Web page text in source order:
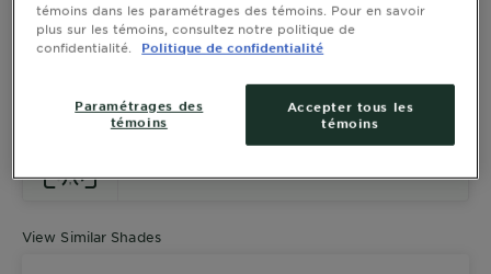
50 Châtain Naturel Moyen
4.4483 out of 5 stars based on reviews
AFFICHER TOUTES LES 29 ÉVALUATIONS
View Similar Shades
témoins dans les paramétrages des témoins. Pour en savoir
plus sur les témoins, consultez notre politique de
confidentialité.
Politique de confidentialité
Accepter tous les
témoins
Paramétrages des
témoins